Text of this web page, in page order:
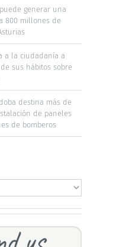
generar una
800 millones de
a la ciudadanía a
sus hábitos sobre
destina más de
de paneles
de bomberos